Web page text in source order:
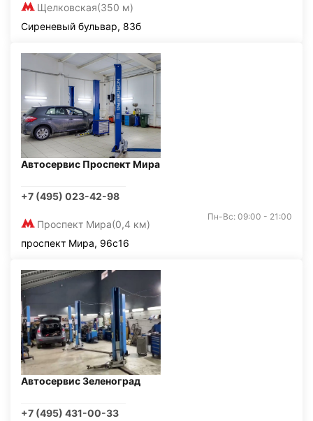
Щелковская(350 м)
Сиреневый бульвар, 83б
Автосервис Проспект Мира
+7 (495) 023-42-98
Проспект Мира(0,4 км)
Пн-Вс: 09:00 - 21:00
проспект Мира, 96с16
Автосервис Зеленоград
+7 (495) 431-00-33